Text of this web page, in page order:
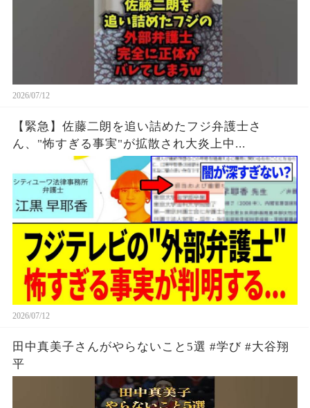
2026/07/12
【緊急】佐藤二朗を追い詰めたフジ弁護士さ
ん、"怖すぎる事実"が拡散され大炎上中...
2026/07/12
田中真美子さんがやらないこと5選 #学び #大谷翔
平